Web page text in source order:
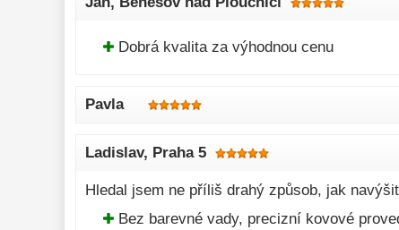
Dobrá kvalita za výhodnou cenu
Pavla
Ladislav, Praha 5
Hledal jsem ne příliš drahý způsob, jak
Bez barevné vady, precizní kovové